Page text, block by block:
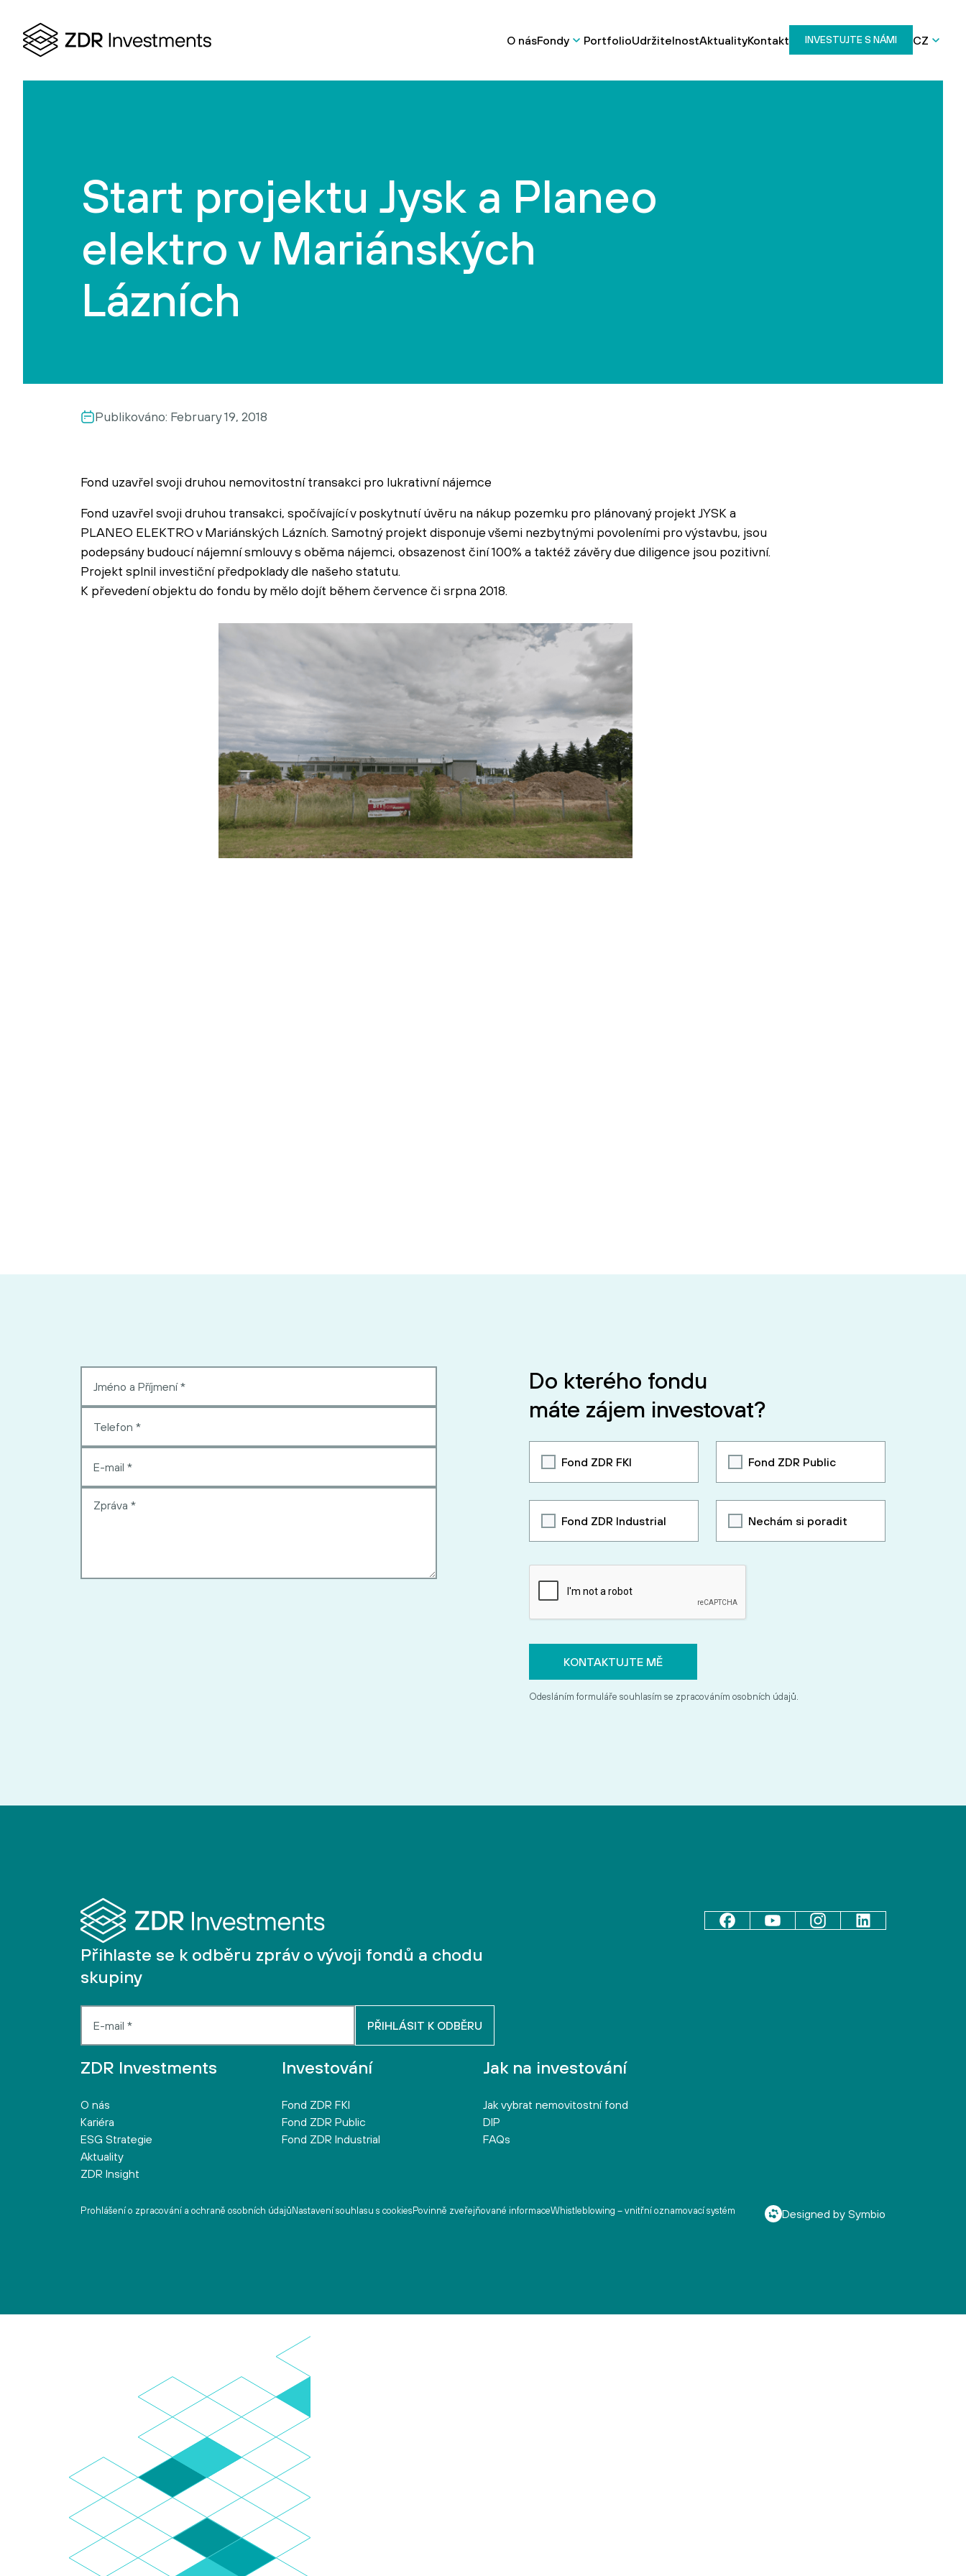
O násFondy PortfolioUdržitelnostAktualityKontakt INVESTUJTE S NÁMI CZ
Start projektu Jysk a Planeo
elektro v Mariánských
Lázních
Publikováno: February 19, 2018
Fond uzavřel svoji druhou nemovitostní transakci pro lukrativní nájemce
Fond uzavřel svoji druhou transakci, spočívající v poskytnutí úvěru na nákup pozemku pro plánovaný projekt JYSK a
PLANEO ELEKTRO v Mariánských Lázních. Samotný projekt disponuje všemi nezbytnými povoleními pro výstavbu, jsou
podepsány budoucí nájemní smlouvy s oběma nájemci, obsazenost činí 100% a taktéž závěry due diligence jsou pozitivní.
Projekt splnil investiční předpoklady dle našeho statutu.
K převedení objektu do fondu by mělo dojít během července či srpna 2018.
Do kterého fondu
máte zájem investovat?
Fond ZDR FKI Fond ZDR Public
Fond ZDR Industrial Nechám si poradit
Odesláním formuláře souhlasím se zpracováním osobních údajů.
Přihlaste se k odběru zpráv o vývoji fondů a chodu
skupiny
ZDR Investments
O nás
Kariéra
ESG Strategie
Aktuality
ZDR Insight
Investování
Fond ZDR FKI
Fond ZDR Public
Fond ZDR Industrial
Jak na investování
Jak vybrat nemovitostní fond
DIP
FAQs
Prohlášení o zpracování a ochraně osobních údajůNastavení souhlasu s cookiesPovinně zveřejňované informaceWhistleblowing – vnitřní oznamovací systém Designed by Symbio